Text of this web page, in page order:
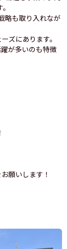
略も取り入れなが
ズにあります。
が多いのも特徴
願いします！